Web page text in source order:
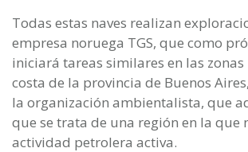
Todas estas naves realizan
empresa noruega TGS, que como
iniciará tareas similares en las
costa de la provincia de Buenos
la organización ambientalista, que
que se trata de una región en la que
actividad petrolera activa.